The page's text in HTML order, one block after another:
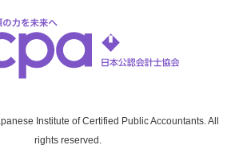
Institute of Certified Public Accountants. All
rights reserved.